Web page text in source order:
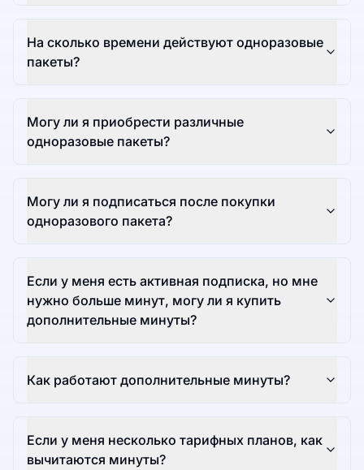
На сколько времени действуют одноразовые
пакеты?
Могу ли я приобрести различные
одноразовые пакеты?
Могу ли я подписаться после покупки
одноразового пакета?
Если у меня есть активная подписка, но мне
нужно больше минут, могу ли я купить
дополнительные минуты?
Как работают дополнительные минуты?
Если у меня несколько тарифных планов, как
вычитаются минуты?